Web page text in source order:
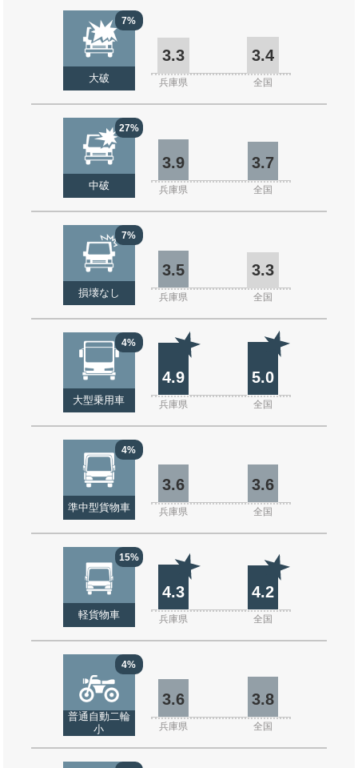
7%
大破
3.3 3.4
兵庫県 全国
27%
中破
3.9 3.7
兵庫県 全国
7%
損壊なし
3.5 3.3
兵庫県 全国
4%
大型乗用車
4.9 5.0
兵庫県 全国
4%
準中型貨物車
3.6 3.6
兵庫県 全国
15%
軽貨物車
4.3 4.2
兵庫県 全国
4%
普通自動二輪
小
3.6 3.8
兵庫県 全国